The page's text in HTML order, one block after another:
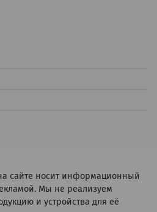
сайте носит информационный
Мы не реализуем
и устройства для её